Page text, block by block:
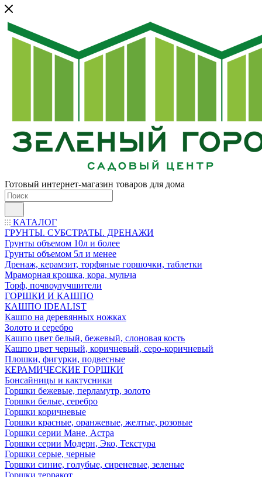
Готовый интернет-магазин товаров для дома
КАТАЛОГ
ГРУНТЫ. СУБСТРАТЫ. ДРЕНАЖИ
Грунты объемом 10л и более
Грунты объемом 5л и менее
Дренаж, керамзит, торфяные горшочки, таблетки
Мраморная крошка, кора, мульча
Торф, почвоулучшители
ГОРШКИ И КАШПО
КАШПО IDEALIST
Кашпо на деревянных ножках
Золото и серебро
Кашпо цвет белый, бежевый, слоновая кость
Кашпо цвет черный, коричневый, серо-коричневый
Плошки, фигурки, подвесные
КЕРАМИЧЕСКИЕ ГОРШКИ
Бонсайницы и кактусники
Горшки бежевые, перламутр, золото
Горшки белые, серебро
Горшки коричневые
Горшки красные, оранжевые, желтые, розовые
Горшки серии Мане, Астра
Горшки серии Модерн, Эко, Текстура
Горшки серые, черные
Горшки синие, голубые, сиреневые, зеленые
Горшки терракот